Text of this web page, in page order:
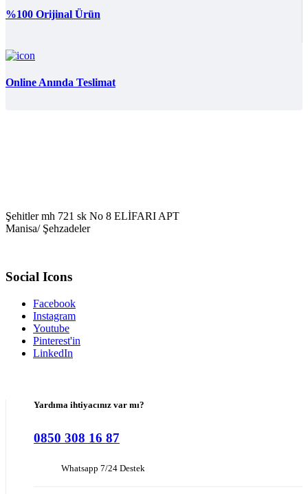
%100 Orijinal Ürün
Online Anında Teslimat
Şehitler mh 721 sk No 8 ELİFARI APT
Manisa/ Şehzadeler
Social Icons
Facebook
Instagram
Youtube
Pinterest'in
LinkedIn
Yardıma ihtiyacınız var mı?
0850 308 16 87
Whatsapp 7/24 Destek